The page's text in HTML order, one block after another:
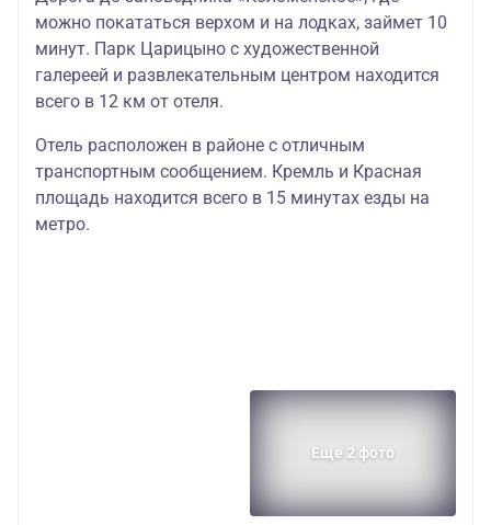
можно покататься верхом и на лодках, займет 10
минут. Парк Царицыно с художественной
галереей и развлекательным центром находится
всего в 12 км от отеля.
Отель расположен в районе с отличным
транспортным сообщением. Кремль и Красная
площадь находится всего в 15 минутах езды на
метро.
Еще 2 фото